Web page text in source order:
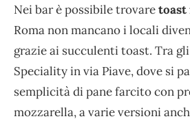
Nei bar è possibile trovare
Roma non mancano i locali
grazie ai succulenti toast. Tra
Speciality in via Piave, dove si
semplicità di pane farcito con
mozzarella, a varie versioni